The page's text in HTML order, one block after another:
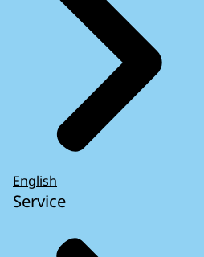
English
Service